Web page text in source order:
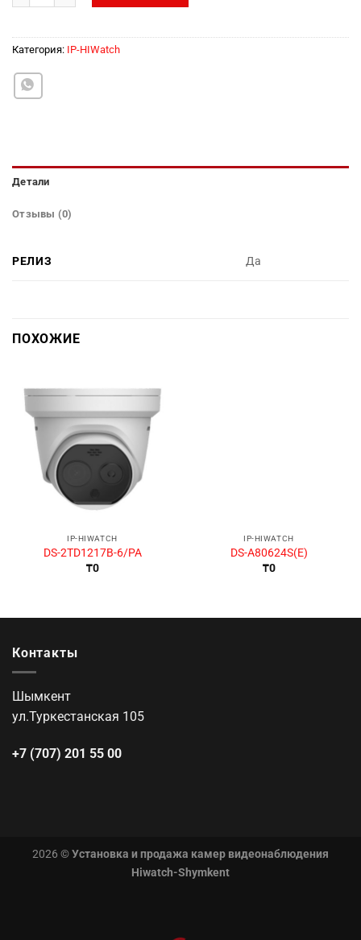
Категория: IP-HIWatch
Детали
Отзывы (0)
РЕЛИЗ Да
ПОХОЖИЕ
IP-HIWATCH
DS-2TD1217B-6/PA
₸0
IP-HIWATCH
DS-A80624S(E)
₸0
Контакты
Шымкент
ул.Туркестанская 105
+7 (707) 201 55 00
2026 ©Установка и продажа камер видеонаблюдения
Hiwatch-Shymkent